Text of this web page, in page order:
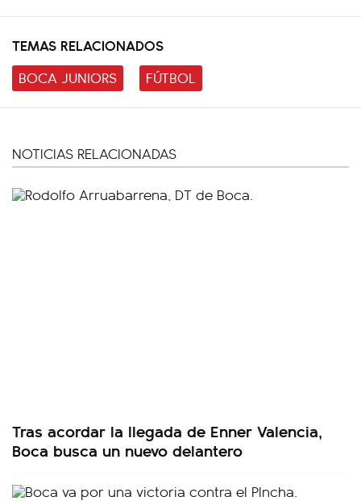
TEMAS RELACIONADOS
BOCA JUNIORS
FÚTBOL
NOTICIAS RELACIONADAS
Tras acordar la llegada de Enner Valencia,
Boca busca un nuevo delantero